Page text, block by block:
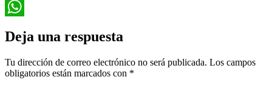
Email
Deja una respuesta
Tu dirección de correo electrónico no será publicada. Los campos
obligatorios están marcados con *